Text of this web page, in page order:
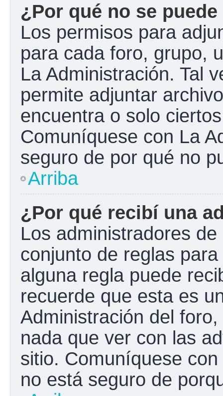
¿Por qué no se
Los permisos para
para cada foro, grupo,
La Administración. Tal
permite adjuntar
encuentra o solo
Comuníquese con La
seguro de por qué no
Arriba
¿Por qué recibí una
Los administradores
conjunto de reglas
alguna regla puede
recuerde que esta es
Administración del
nada que ver con las
sitio. Comuníquese
no está seguro de